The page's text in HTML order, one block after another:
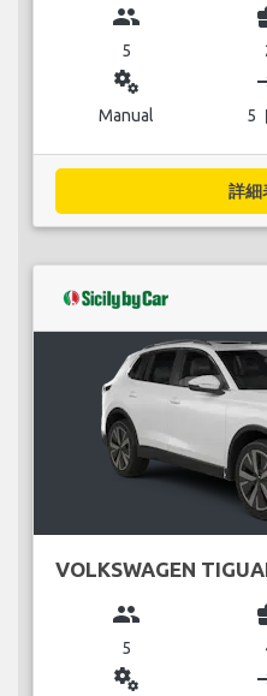
group
5
miscellaneous_services
Manual 5
詳細
VOLKSWAGEN
group
5
miscellaneous_services